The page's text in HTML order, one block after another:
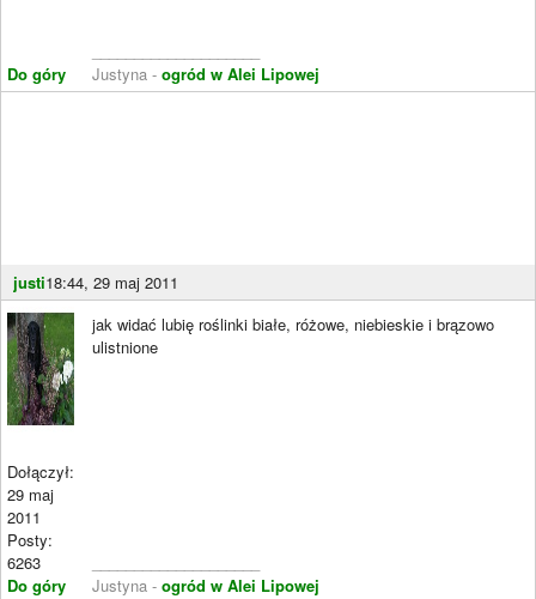
Do góry
Justyna - ogród w Alei Lipowej
justi18:44, 29 maj 2011
Dołączył:
29 maj
2011
Posty:
6263
Do góry
jak widać lubię roślinki białe, różowe, niebieskie i brązowo
ulistnione
Justyna - ogród w Alei Lipowej